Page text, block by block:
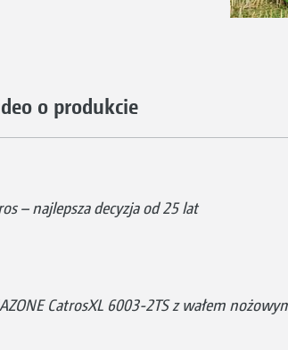
o produkcie
– najlepsza decyzja od 25 lat
CatrosXL 6003-2TS z wałem